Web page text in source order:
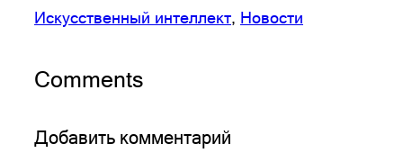
Искусственный интеллект, Новости
Comments
Добавить комментарий